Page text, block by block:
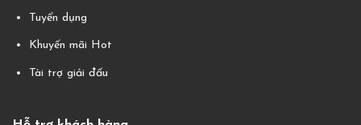
Tuyển dụng
Khuyến mãi Hot
Tài trợ giải đấu